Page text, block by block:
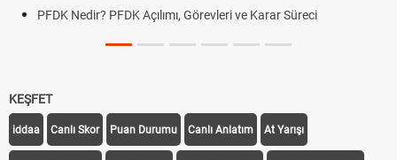
PFDK Nedir? PFDK Açılımı, Görevleri ve Karar Süreci
KEŞFET
iddaa Canlı Skor Puan Durumu Canlı Anlatım At Yarışı